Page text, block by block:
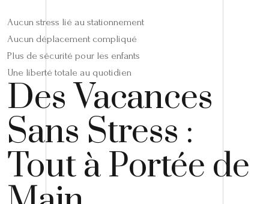
Aucun stress lié au stationnement
Aucun déplacement compliqué
Plus de sécurité pour les enfants
Une liberté totale au quotidien
Des Vacances
Sans Stress :
Tout à Portée de